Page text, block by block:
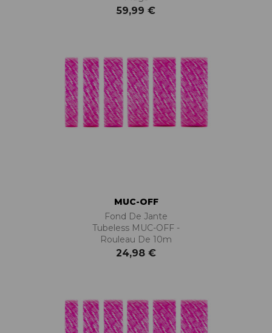
59,99 €
MUC-OFF
Fond De Jante
Tubeless MUC-OFF -
Rouleau De 10m
24,98 €